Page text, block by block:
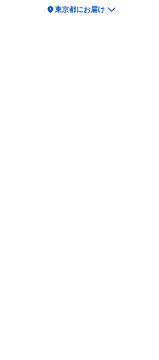
location_on東京都にお届け